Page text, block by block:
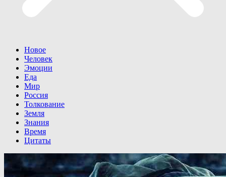
Новое
Человек
Эмоции
Еда
Мир
Россия
Толкование
Земля
Знания
Время
Цитаты